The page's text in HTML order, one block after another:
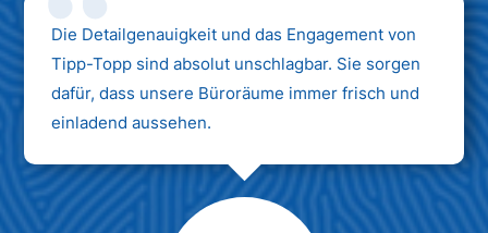
Die Detailgenauigkeit und das Engagement von
Tipp-Topp sind absolut unschlagbar. Sie sorgen
dafür, dass unsere Büroräume immer frisch und
einladend aussehen.